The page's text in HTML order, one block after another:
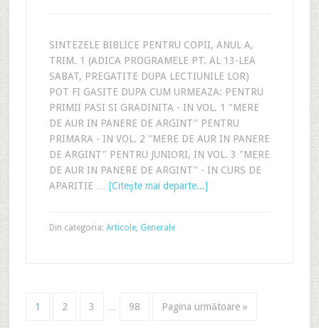
SINTEZELE BIBLICE PENTRU COPII, ANUL A,
TRIM. 1 (ADICA PROGRAMELE PT. AL 13-LEA
SABAT, PREGATITE DUPA LECTIUNILE LOR)
POT FI GASITE DUPA CUM URMEAZA: PENTRU
PRIMII PASI SI GRADINITA - IN VOL. 1 "MERE
DE AUR IN PANERE DE ARGINT" PENTRU
PRIMARA - IN VOL. 2 "MERE DE AUR IN PANERE
DE ARGINT" PENTRU JUNIORI, IN VOL. 3 "MERE
DE AUR IN PANERE DE ARGINT" - IN CURS DE
APARITIE … [Citeşte mai departe...]
Din categoria: Articole, Generale
1 2 3 98 Pagina următoare »